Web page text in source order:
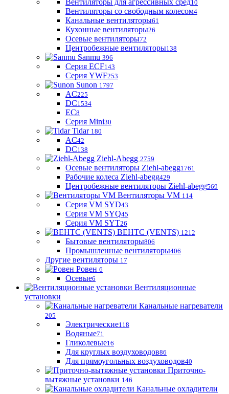
Вентиляторы для агрессивных сред10
Вентиляторы со свободным колесом4
Канальные вентиляторы61
Кухонные вентиляторы26
Осевые вентиляторы72
Центробежные вентиляторы138
Sanmu 396
Серия ECF143
Серия YWF253
Sunon 1797
AC225
DC1534
EC8
Серия Mini30
Tidar 180
AC42
DC138
Ziehl-Abegg 2759
Осевые вентиляторы Ziehl-abegg1761
Рабочие колеса Ziehl-abegg429
Центробежные вентиляторы Ziehl-abegg569
Вентиляторы VM 114
Серия VM SYD43
Серия VM SYQ45
Серия VM SYT26
ВЕНТС (VENTS) 1212
Бытовые вентиляторы806
Промышленные вентиляторы406
Другие вентиляторы 17
Ровен 6
Осевые6
Вентиляционные
установки
Канальные нагреватели
205
Электрические118
Водяные71
Гликолевые16
Для круглых воздуховодов86
Для прямоугольных воздуховодов40
Приточно-
вытяжные установки 146
Канальные охладители